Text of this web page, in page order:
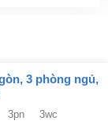
3pn
3wc